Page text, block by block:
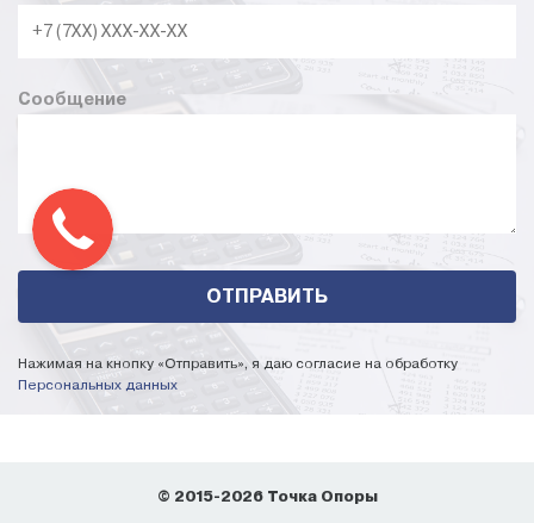
Сообщение
Нажимая на кнопку «Отправить», я даю согласие на обработку
Персональных данных
© 2015-2026 Точка Опоры